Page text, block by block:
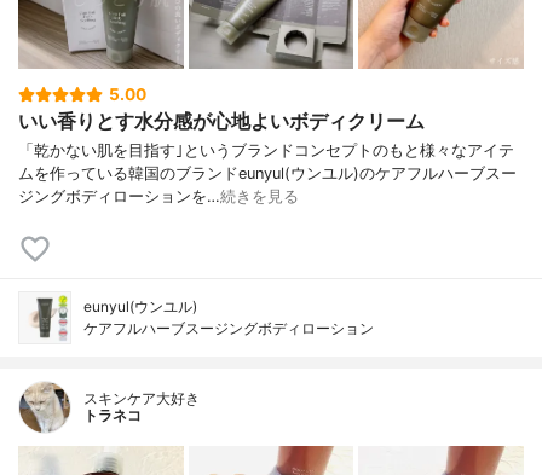
5.00
いい香りとす水分感が心地よいボディクリーム
「乾かない肌を目指す｣というブランドコンセプトのもと様々なアイテ
ムを作っている韓国のブランドeunyul(ウンユル)のケアフルハーブスー
ジングボディローションを…続きを見る
eunyul(ウンユル)
ケアフルハーブスージングボディローション
スキンケア大好き
トラネコ